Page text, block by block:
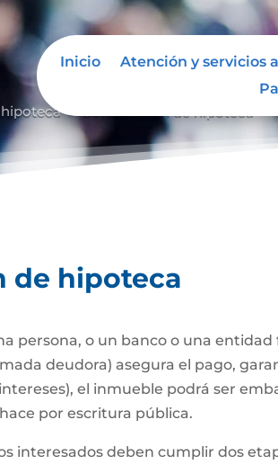
Inicio Atención y servicios
9
de hipoteca
persona, o un banco o una
deudora) asegura el pago,
el inmueble podrá ser
por escritura pública.
interesados deben cumplir dos